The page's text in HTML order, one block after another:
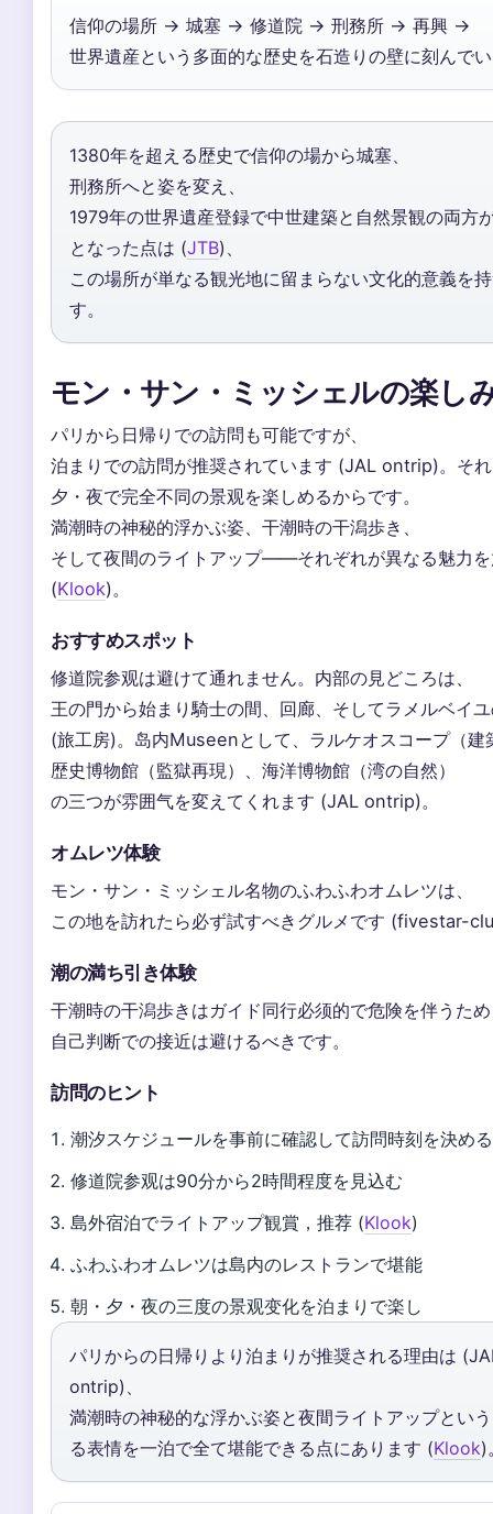
信仰の場所 → 城塞 → 修道院 → 刑務所 → 再興 →
世界遺産という多面的な歴史を石造りの壁に刻んで
1380年を超える歴史で信仰の場から城塞、
刑務所へと姿を変え、
1979年の世界遺産登録で中世建築と自然景観の両方
となった点は (JTB)、
この場所が単なる観光地に留まらない文化的意義を
す。
モン・サン・ミッシェルの楽し
パリから日帰りでの訪問も可能ですが、
泊まりでの訪問が推奨されています (JAL ontrip)。そ
夕・夜で完全不同の景观を楽しめるからです。
満潮時の神秘的浮かぶ姿、干潮時の干潟歩き、
そして夜間のライトアップ——それぞれが異なる魅力
(Klook)。
おすすめスポット
修道院参观は避けて通れません。内部の見どころは、
王の門から始まり騎士の間、回廊、そしてラメルベイ
(旅工房)。岛内Museenとして、ラルケオスコープ（建
歴史博物館（監獄再現）、海洋博物館（湾の自然）
の三つが雰囲气を変えてくれます (JAL ontrip)。
オムレツ体験
モン・サン・ミッシェル名物のふわふわオムレツは、
この地を訪れたら必ず試すべきグルメです (fivestar-
潮の満ち引き体験
干潮時の干潟歩きはガイド同行必须的で危険を伴うた
自己判断での接近は避けるべきです。
訪問のヒント
潮汐スケジュールを事前に確認して訪問時刻を決める
修道院参观は90分から2時間程度を見込む
島外宿泊でライトアップ観賞，推荐 (Klook)
ふわふわオムレツは島内のレストランで堪能
朝・夕・夜の三度の景观变化を泊まりで楽し
パリからの日帰りより泊まりが推奨される理由は
ontrip)、
満潮時の神秘的な浮かぶ姿と夜間ライトアップとい
る表情を一泊で全て堪能できる点にあります (Klook)